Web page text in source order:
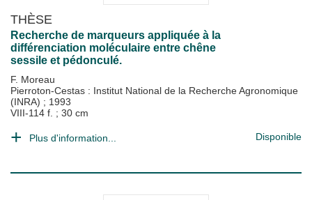
THÈSE
Recherche de marqueurs appliquée à la
différenciation moléculaire entre chêne
sessile et pédonculé.
F. Moreau
Pierroton-Cestas : Institut National de la Recherche Agronomique
(INRA) ; 1993
VIII-114 f. ; 30 cm
Plus d'information... Disponible